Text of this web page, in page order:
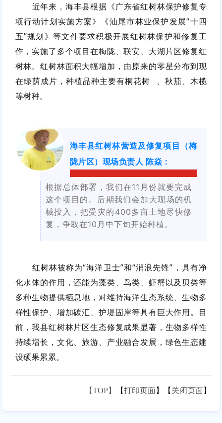
近年来，海丰县根据《广东省红树林保护修复专
项行动计划实施方案》《汕尾市林业保护发展“十四
五”规划》等文件要求积极开展红树林保护和修复工
作，实施了多个项目在梅陇、联安、大湖片区修复红
树林。红树林面积大幅增加，由原来的零星分布到现
在绿荫成片，种植品种主要有桐花树
、秋茄、木榄
等树种。
海丰县红树林营造及修复项目（梅
陇片区）现场负责人 陈焱 ：
根据总体部署，我们在11月份就要完成
这个项目的。后期我们会加大现场的机
械投入，把受灾的400多亩土地尽快修
复，争取在10月中下旬开始种植。
红树林被称为“海洋卫士”和“消浪先锋”，具有净
化水体的作用，还能为藻类、鸟类、虾蟹以及贝类等
多种生物提供栖息地，对维持海洋生态系统、生物多
样性保护、增加碳汇、护堤固岸等具有巨大作用。目
前，我县红树林片区生态修复成果显著，生物多样性
持续增长，文化、旅游、产业融合发展，绿色生态建
设硕果累累。
【TOP】 【打印页面】【 关闭页面】